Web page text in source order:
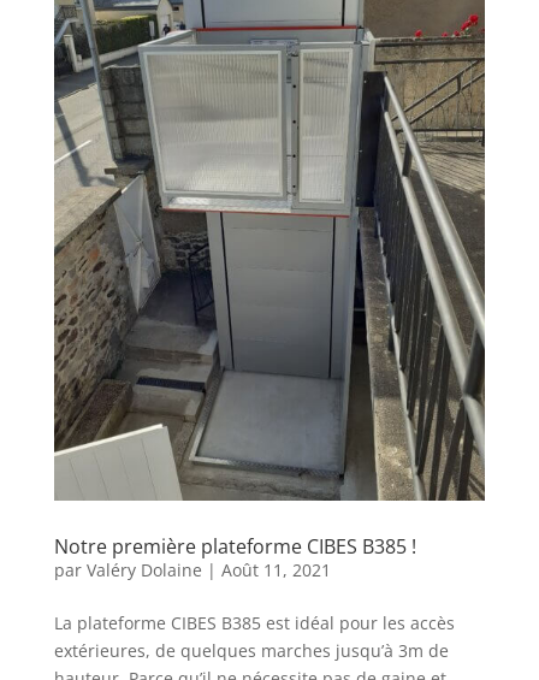
Notre première plateforme CIBES B385 !
par Valéry Dolaine | Août 11, 2021
La plateforme CIBES B385 est idéal pour les accès
extérieures, de quelques marches jusqu’à 3m de